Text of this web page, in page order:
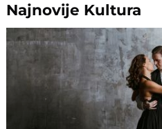
Najnovije Kultura